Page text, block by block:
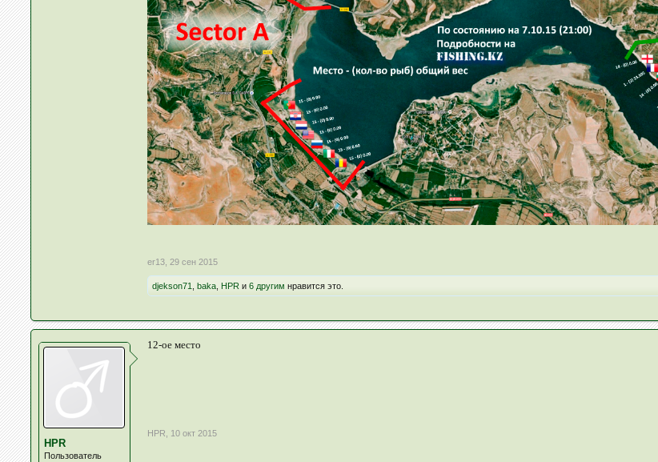
er13 29 сен 2015
djekson71 baka HPR и6 другим нравится это.
HPR
Пользователь
12-ое место
HPR 10 окт 2015